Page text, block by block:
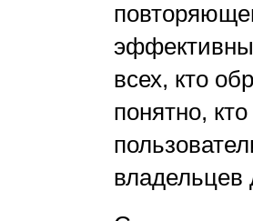
всех, кто
понятно,
владельцев